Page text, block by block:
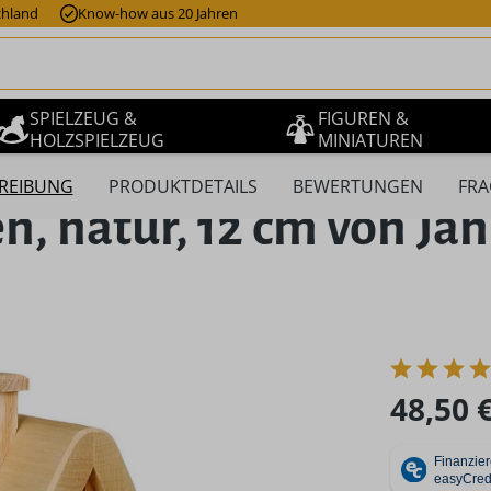
Know-how aus 20 Jahren
SPIELZEUG &
HOLZSPIELZEUG
FIGUREN &
MINIATUREN
PRODUKTDETAILS BEWERTUNGEN
natur, 12 cm von
Regulärer
48,50